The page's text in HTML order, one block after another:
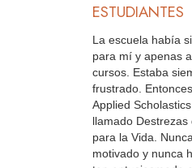
ESTUDIANTES
La escuela había
para mí y apenas
cursos. Estaba
frustrado.
Applied
llamado Destrezas
para la Vida.
motivado y nunca